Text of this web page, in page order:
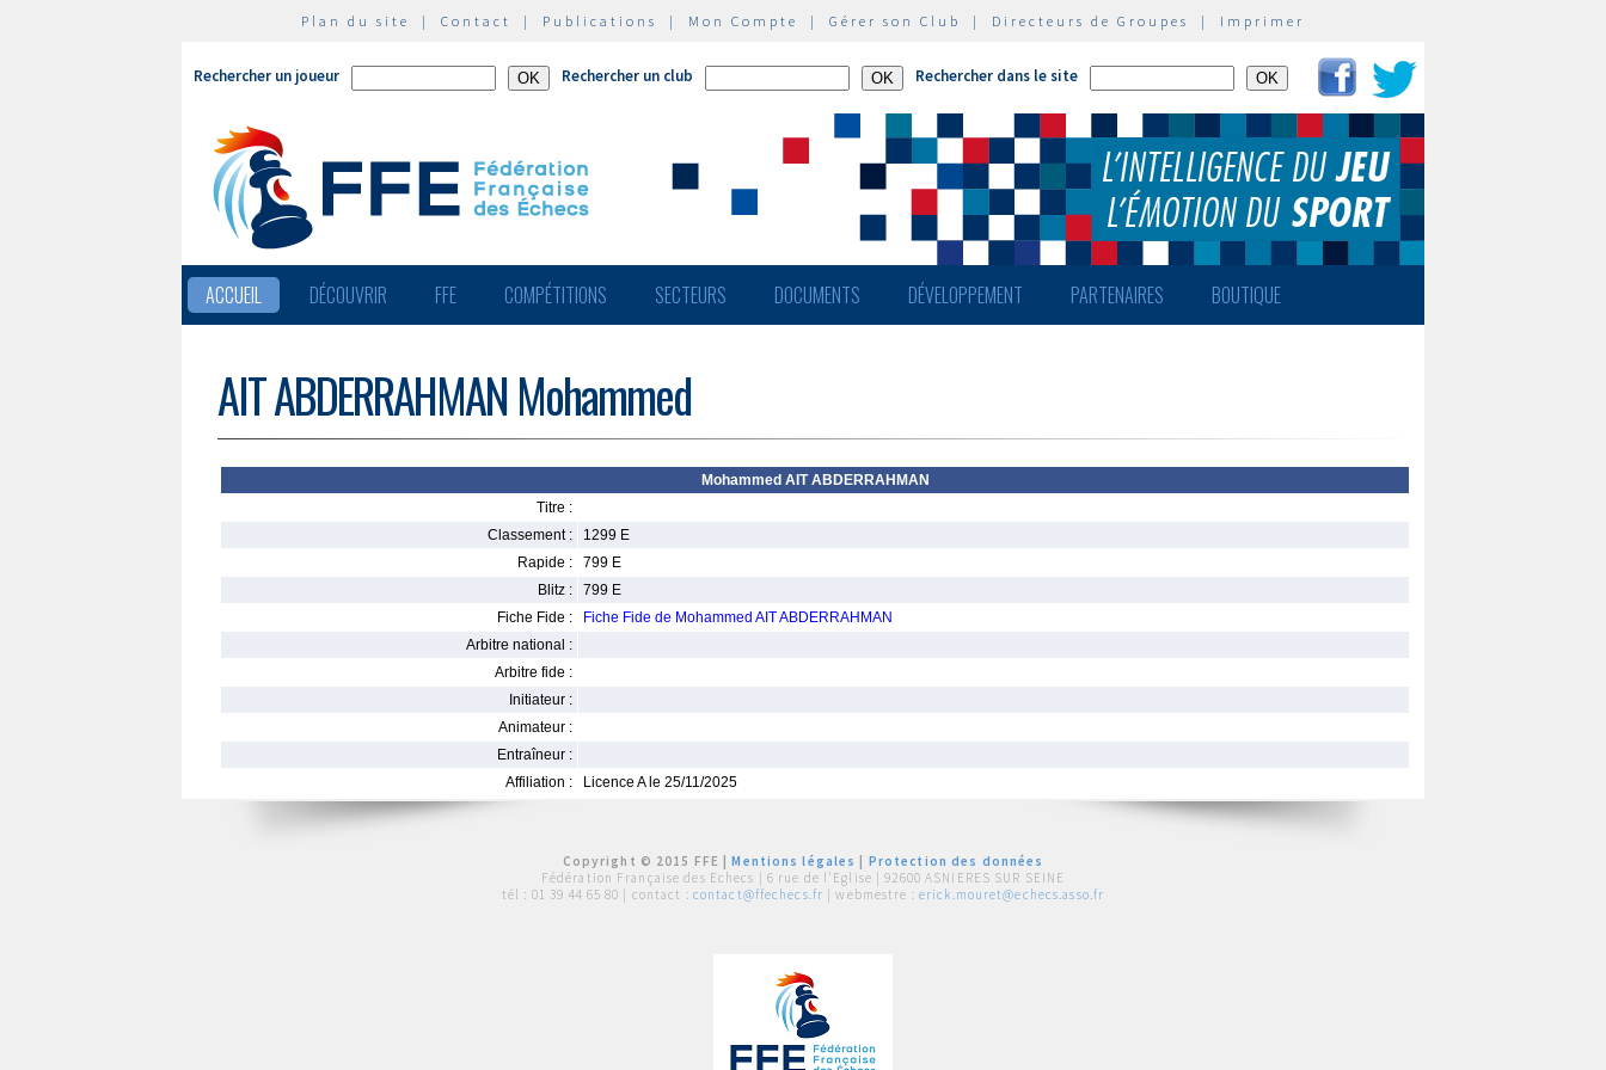
Plan du site | Contact | Publications | Mon Compte | Gérer son Club | Directeurs de Groupes | Imprimer
Rechercher un joueur Rechercher un club Rechercher dans le site
ACCUEIL DÉCOUVRIR FFE COMPÉTITIONS SECTEURS DOCUMENTS DÉVELOPPEMENT PARTENAIRES BOUTIQUE
AIT ABDERRAHMAN Mohammed
Mohammed AIT ABDERRAHMAN
Titre :
Classement :
1299 E
Rapide :
799 E
Blitz :
799 E
Fiche Fide :
Fiche Fide de Mohammed AIT ABDERRAHMAN
Arbitre national :
Arbitre fide :
Initiateur :
Animateur :
Entraîneur :
Affiliation :
Licence A le 25/11/2025
Copyright © 2015 FFE |Mentions légales
Protection des données
Fédération Française des Echecs | 6 rue de l'Eglise | 92600 ASNIERES SUR SEINE
tél : 01 39 44 65 80 | contact : contact@ffechecs.fr | webmestre : erick.mouret@echecs.asso.fr